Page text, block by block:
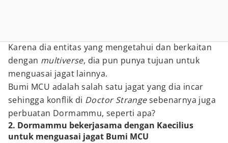
Karena dia entitas yang mengetahui dan berkaitan
dengan multiverse, dia pun punya tujuan untuk
menguasai jagat lainnya.
Bumi MCU adalah salah satu jagat yang dia incar
sehingga konflik di Doctor Strangesebenarnya juga
perbuatan Dormammu, seperti apa?
2. Dormammu bekerjasama dengan Kaecilius
untuk menguasai jagat Bumi MCU